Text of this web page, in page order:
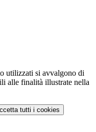
utilizzati si avvalgono di
alle finalità illustrate nella
tutti i cookies